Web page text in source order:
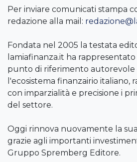
Per inviare comunicati stampa
redazione alla mail:
Fondata nel 2005 la testata
lamiafinanza.it ha
punto di riferimento autorevole
l'ecosistema finanzairio italiano,
con imparzialità e precisione i
del settore.
Oggi rinnova nuovamente la
grazie agli importanti
Gruppo Spremberg Editore.